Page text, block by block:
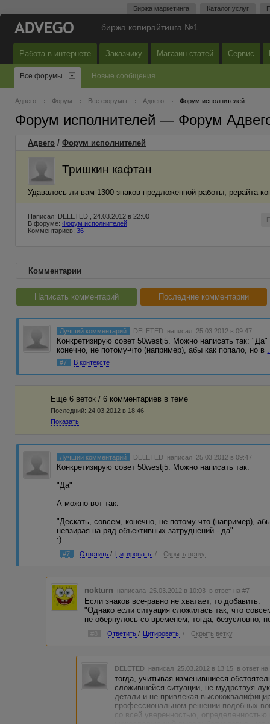
Биржа маркетинга Каталог услуг
— биржа копирайтинга №1
Работа в интернете Заказчику Магазин статей Сервис
Все форумы Новые сообщения
Адвего Форум Все форумы Адвего Форум исполнителей
Форум исполнителей — Форум
Адвего / Форум исполнителей
Тришкин кафтан
Удавалось ли вам 1300 знаков предложенной работы, рерайта
Написал: DELETED , 24.03.2012 в 22:00
В форуме: Форум исполнителей
Комментариев: 36
Комментарии
Написать комментарий Последние комментарии
Лучший комментарий DELETED написал 25.03.2012 в 09:47
Конкретизирую совет 50westj5. Можно написать так:
конечно, не потому-что (например), абы как попало, но в
#7 В контексте
Еще 6 веток / 6 комментариев в темe
Последний: 24.03.2012 в 18:46
Показать
Лучший комментарий DELETED написал 25.03.2012 в 09:47
Конкретизирую совет 50westj5. Можно написать так:
"Да"
А можно вот так:
"Дескать, совсем, конечно, не потому-что (например),
невзирая на ряд объективных затруднений - да"
:)
#7 Ответить / Цитировать / Скрыть ветку
nokturn написала 25.03.2012 в 10:03 в ответ на #7
Если знаков все-равно не хватает, то добавить:
"Однако если ситуация сложилась так, что
не обернулось со временем, тогда, безусловно,
#8 Ответить / Цитировать / Скрыть ветку
DELETED написал 25.03.2012 в 13:15 в ответ на
тогда, учитывая изменившиеся
сложившейся ситуации, не мудрствуя
детали и не привлекая
профессиональном решении подобных
со всей уверенностью,